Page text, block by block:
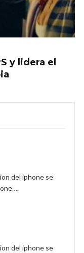
y lidera el
del iphone se
del iphone se